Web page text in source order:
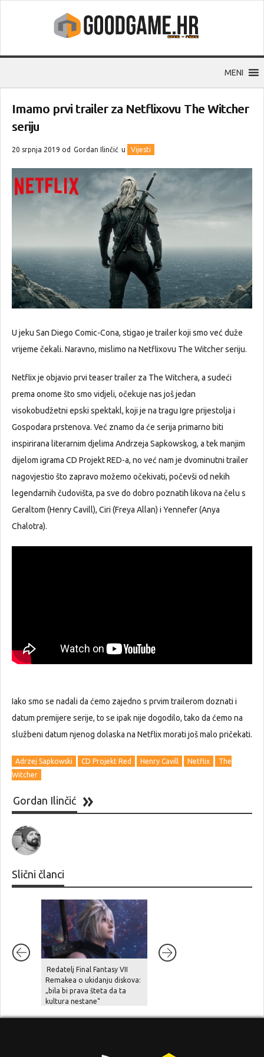
MENI
Imamo prvi trailer za Netflixovu The Witcher
seriju
20 srpnja 2019 od Gordan Ilinčić u Vijesti
U jeku San Diego Comic-Cona, stigao je trailer koji smo već duže
vrijeme čekali. Naravno, mislimo na Netflixovu The Witcher seriju.
Netflix je objavio prvi teaser trailer za The Witchera, a sudeći
prema onome što smo vidjeli, očekuje nas još jedan
visokobudžetni epski spektakl, koji je na tragu Igre prijestolja i
Gospodara prstenova. Već znamo da će serija primarno biti
inspirirana literarnim djelima Andrzeja Sapkowskog, a tek manjim
dijelom igrama CD Projekt RED-a, no već nam je dvominutni trailer
nagovjestio što zapravo možemo očekivati, počevši od nekih
legendarnih čudovišta, pa sve do dobro poznatih likova na čelu s
Geraltom (Henry Cavill), Ciri (Freya Allan) i Yennefer (Anya
Chalotra).
Iako smo se nadali da ćemo zajedno s prvim trailerom doznati i
datum premijere serije, to se ipak nije dogodilo, tako da ćemo na
službeni datum njenog dolaska na Netflix morati još malo pričekati.
Adrzej Sapkowski CD Projekt Red Henry Cavill Netflix
The
Witcher
Gordan Ilinčić
Slični članci
Redatelj Final Fantasy VII
Remakea o ukidanju diskova:
„bila bi prava šteta da ta
kultura nestane“